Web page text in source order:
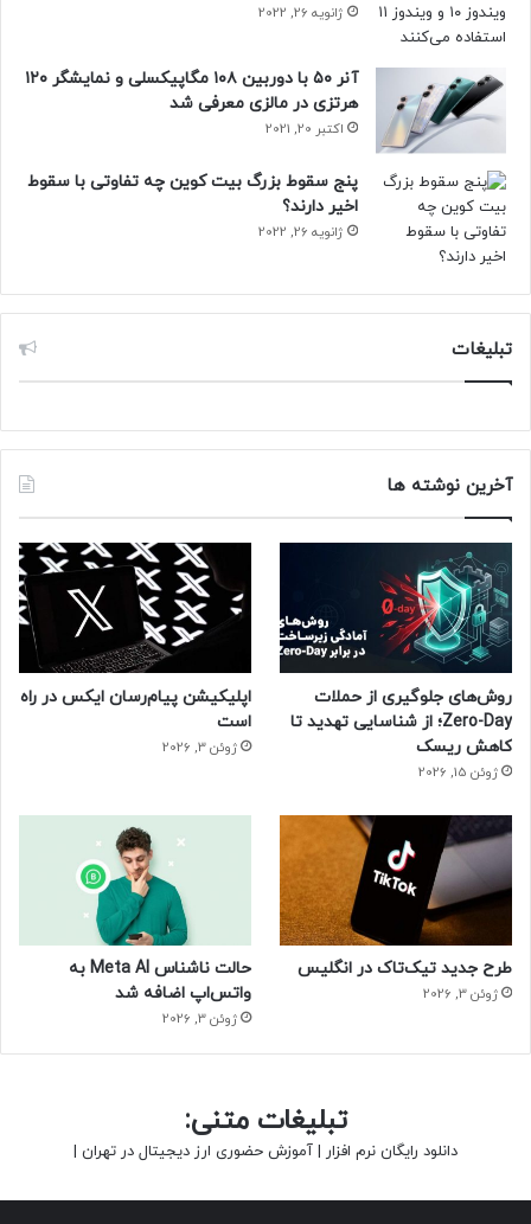
ژانویه 26, 2022
آنر ۵۰ با دوربین ۱۰۸ مگاپیکسلی و نمایشگر ۱۲۰
هرتزی در مالزی معرفی شد
اکتبر 20, 2021
پنج سقوط بزرگ بیت کوین چه تفاوتی با سقوط
اخیر دارند؟
ژانویه 26, 2022
تبلیغات
آخرین نوشته ها
روش‌های جلوگیری از حملات
Zero-Day؛ از شناسایی تهدید تا
کاهش ریسک
ژوئن 15, 2026
اپلیکیشن پیام‌رسان ایکس در راه
است
ژوئن 3, 2026
طرح جدید تیک‌تاک در انگلیس
ژوئن 3, 2026
حالت ناشناس Meta AI به
واتس‌اپ اضافه شد
ژوئن 3, 2026
تبلیغات متنی:
دانلود رایگان نرم افزار | آموزش حضوری ارز دیجیتال در تهران |